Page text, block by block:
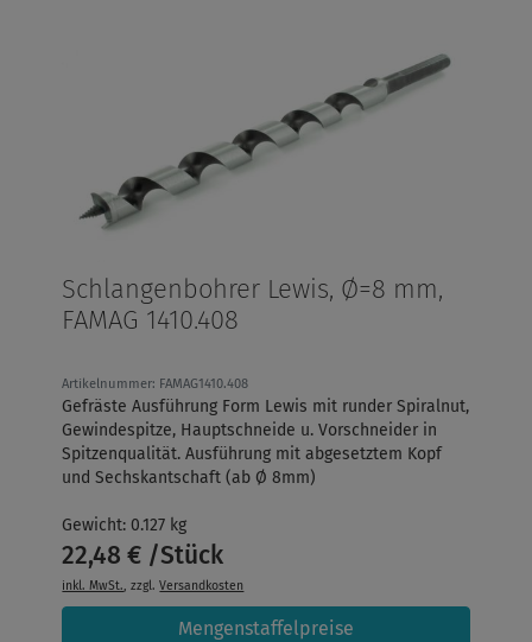
Schlangenbohrer Lewis, Ø=8 mm,
FAMAG 1410.408
Artikelnummer: FAMAG1410.408
Gefräste Ausführung Form Lewis mit runder Spiralnut,
Gewindespitze, Hauptschneide u. Vorschneider in
Spitzenqualität. Ausführung mit abgesetztem Kopf
und Sechskantschaft (ab Ø 8mm)
Gewicht: 0.127 kg
22,48 € /Stück
inkl. MwSt., zzgl.Versandkosten
Mengenstaffelpreise